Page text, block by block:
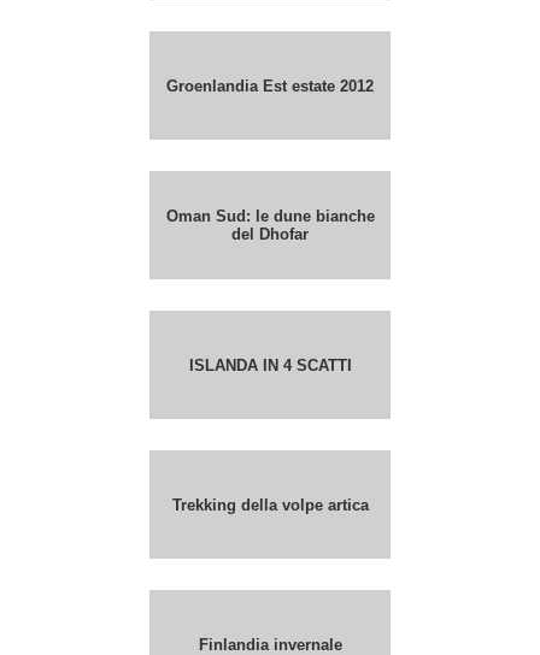
Groenlandia Est estate 2012
Oman Sud: le dune bianche
del Dhofar
ISLANDA IN 4 SCATTI
Trekking della volpe artica
Finlandia invernale